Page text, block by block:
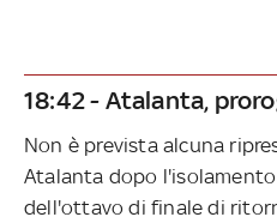
18:42 - Atalanta,
Non è prevista alcuna
Atalanta dopo
dell'ottavo di finale di